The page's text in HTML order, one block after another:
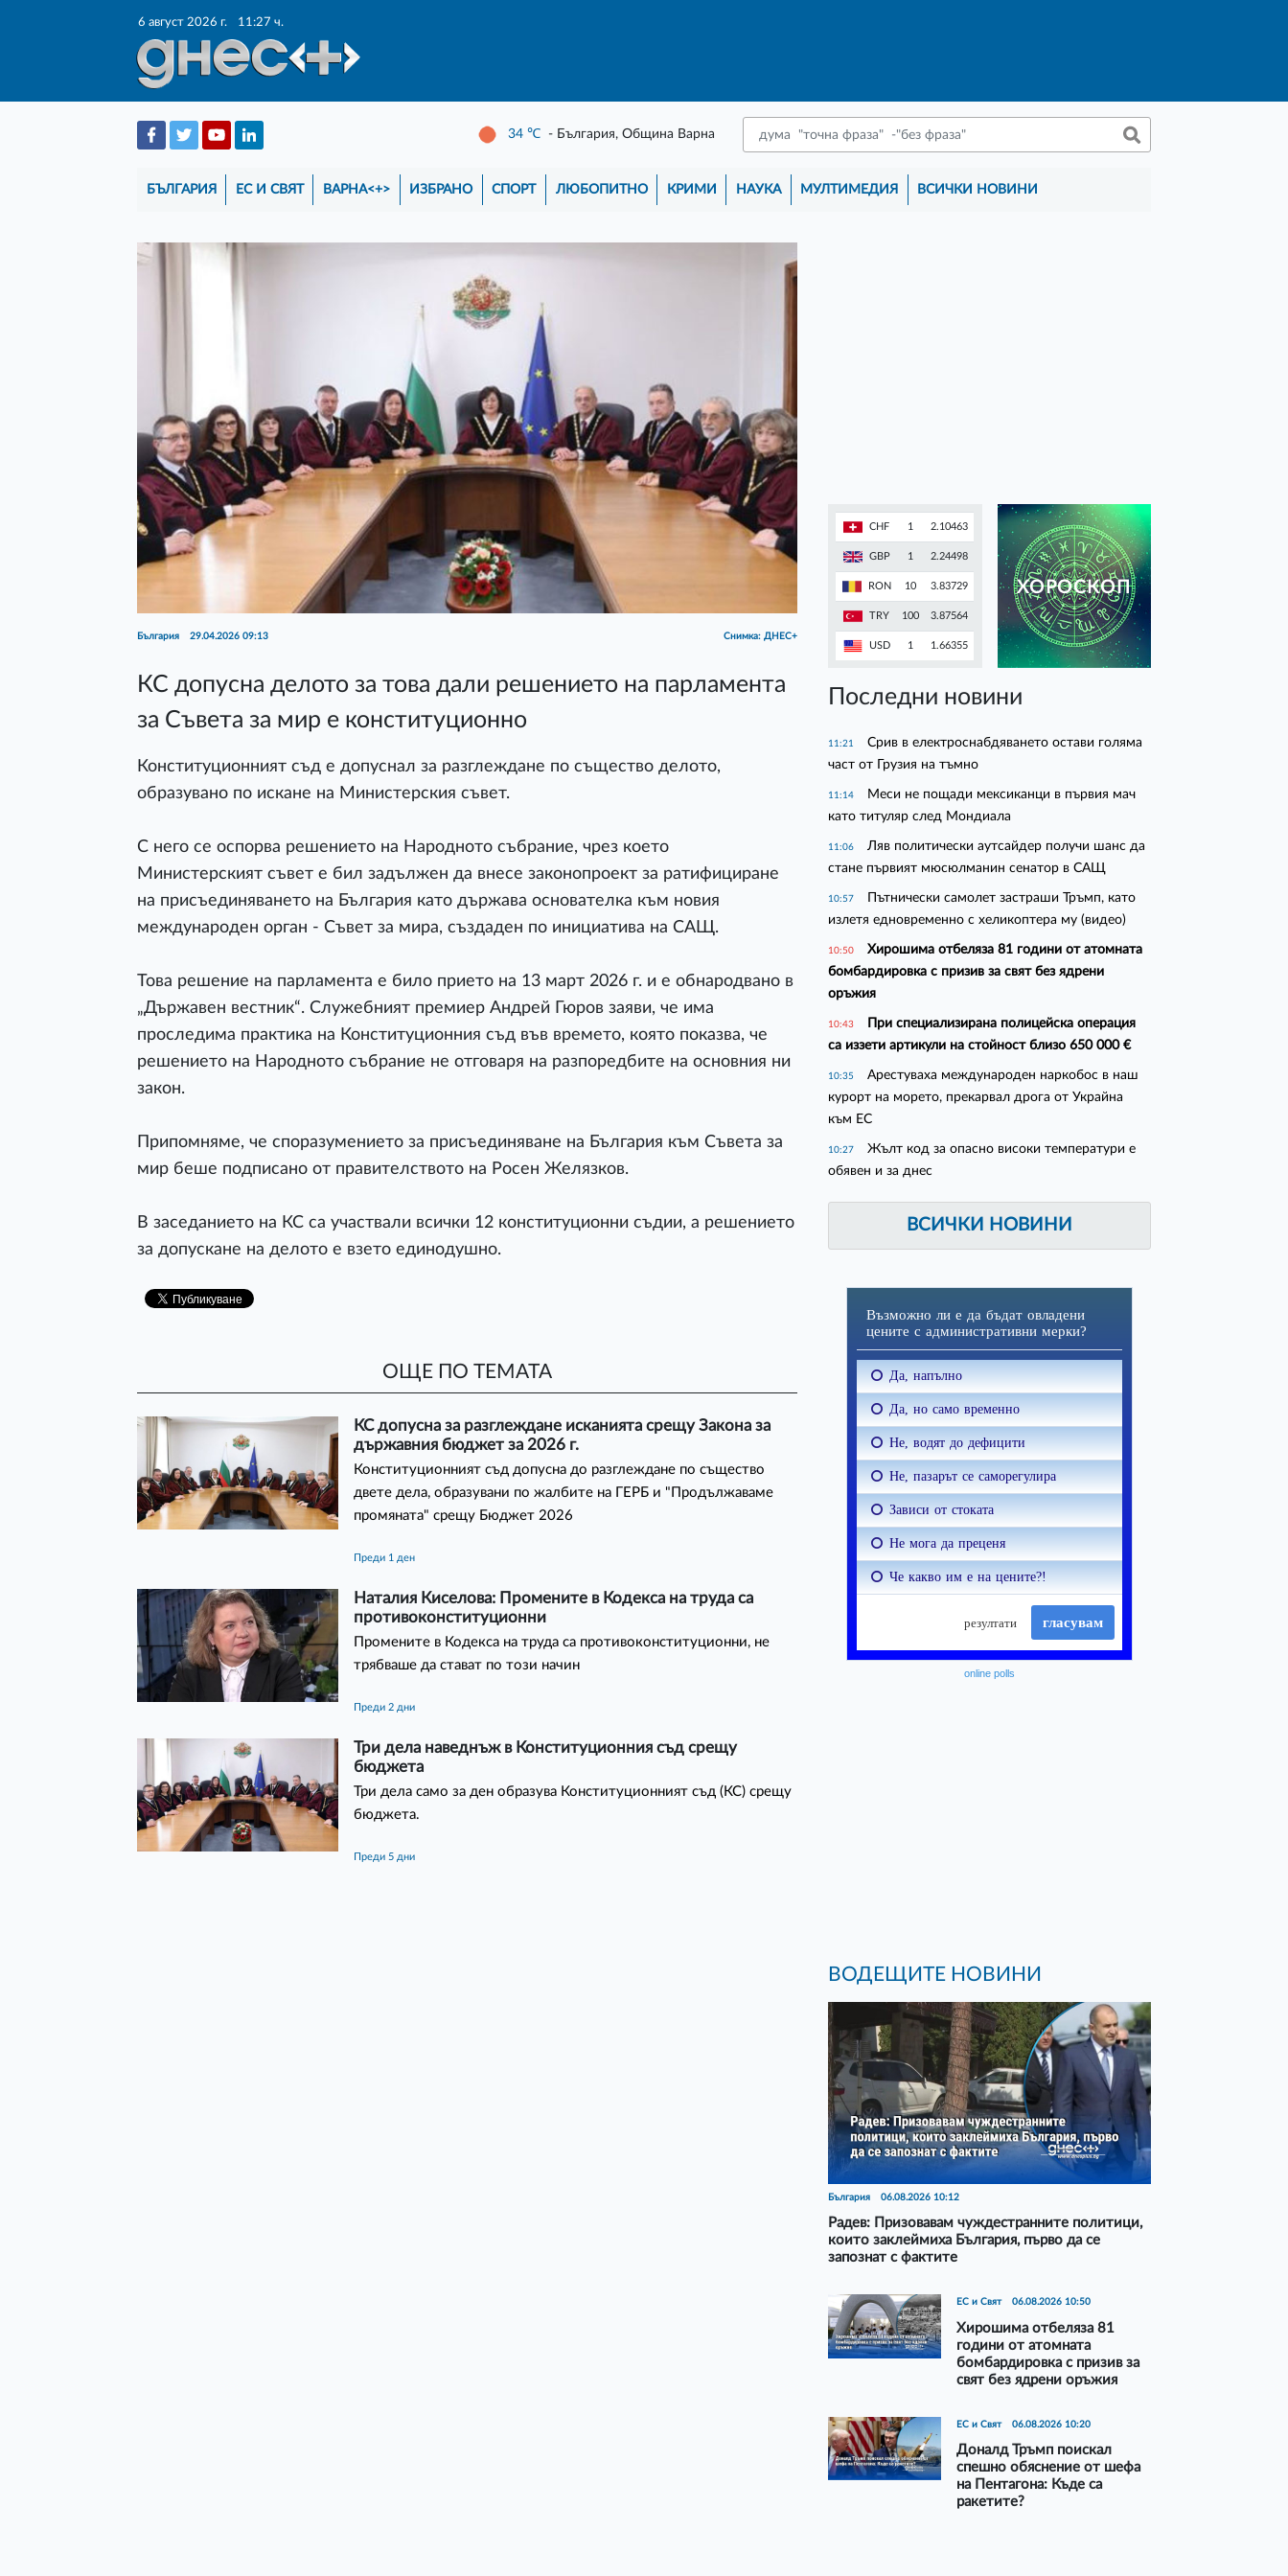
6 август 2026 г. 11:27 ч.
34 ℃ - България, Община Варна
БЪЛГАРИЯ ЕС И СВЯТ ВАРНА<+> ИЗБРАНО СПОРТ ЛЮБОПИТНО КРИМИ НАУКА МУЛТИМЕДИЯ ВСИЧКИ НОВИНИ
България 29.04.2026 09:13 Снимка: ДНЕС+
КС допусна делото за това дали решението на парламента
за Съвета за мир е конституционно
Конституционният съд е допуснал за разглеждане по същество делото,
образувано по искане на Министерския съвет.
С него се оспорва решението на Народното събрание, чрез което
Министерският съвет е бил задължен да внесе законопроект за ратифициране
на присъединяването на България като държава основателка към новия
международен орган - Съвет за мира, създаден по инициатива на САЩ.
Това решение на парламента е било прието на 13 март 2026 г. и е обнародвано в
„Държавен вестник“. Служебният премиер Андрей Гюров заяви, че има
проследима практика на Конституционния съд във времето, която показва, че
решението на Народното събрание не отговаря на разпоредбите на основния ни
закон.
Припомняме, че споразумението за присъединяване на България към Съвета за
мир беше подписано от правителството на Росен Желязков.
В заседанието на КС са участвали всички 12 конституционни съдии, а решението
за допускане на делото е взето единодушно.
ОЩЕ ПО ТЕМАТА
КС допусна за разглеждане исканията срещу Закона за
държавния бюджет за 2026 г.
Конституционният съд допусна до разглеждане по същество
двете дела, образувани по жалбите на ГЕРБ и "Продължаваме
промяната" срещу Бюджет 2026
преди 1 ден
Наталия Киселова: Промените в Кодекса на труда са
противоконституционни
Промените в Кодекса на труда са противоконституционни, не
трябваше да стават по този начин
преди 2 дни
Три дела наведнъж в Конституционния съд срещу
бюджета
Три дела само за ден образува Конституционният съд (КС) срещу
бюджета.
преди 5 дни
CHF 1 2.10463
GBP 1 2.24498
RON 10 3.83729
TRY 100 3.87564
USD 1 1.66355
ХОРОСКОП
Последни новини
11:21
Срив в електроснабдяването остави голяма
част от Грузия на тъмно
11:14
Меси не пощади мексиканци в първия мач
като титуляр след Мондиала
11:06
Ляв политически аутсайдер получи шанс да
стане първият мюсюлманин сенатор в САЩ
10:57
Пътнически самолет застраши Тръмп, като
излетя едновременно с хеликоптера му (видео)
10:50
Хирошима отбеляза 81 години от атомната
бомбардировка с призив за свят без ядрени
оръжия
10:43
При специализирана полицейска операция
са иззети артикули на стойност близо 650 000 €
10:35
Арестуваха международен наркобос в наш
курорт на морето, прекарвал дрога от Украйна
към ЕС
10:27
Жълт код за опасно високи температури е
обявен и за днес
ВСИЧКИ НОВИНИ
online polls
ВОДЕЩИТЕ НОВИНИ
България 06.08.2026 10:12
Радев: Призовавам чуждестранните политици,
които заклеймиха България, първо да се
запознат с фактите
ЕС и Свят 06.08.2026 10:50
Хирошима отбеляза 81
години от атомната
бомбардировка с призив за
свят без ядрени оръжия
ЕС и Свят 06.08.2026 10:20
Доналд Тръмп поискал
спешно обяснение от шефа
на Пентагона: Къде са
ракетите?